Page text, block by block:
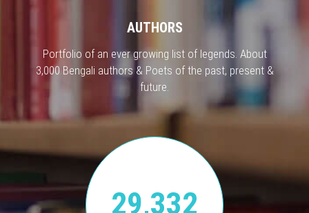
AUTHORS
Portfolio of an ever growing list of legends. About
3,000 Bengali authors & Poets of the past, present &
future.
29,332